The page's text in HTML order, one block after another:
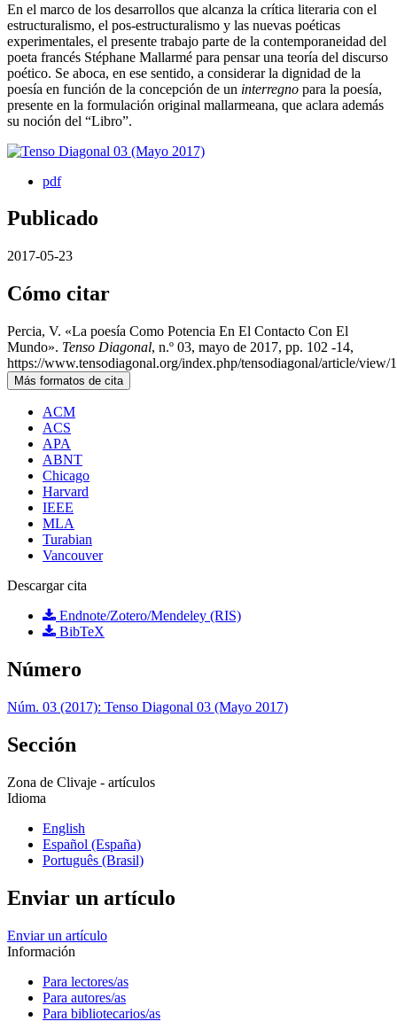
En el marco de los desarrollos que alcanza la crítica literaria con el
estructuralismo, el pos-estructuralismo y las nuevas poéticas
experimentales, el presente trabajo parte de la contemporaneidad del
poeta francés Stéphane Mallarmé para pensar una teoría del discurso
poético. Se aboca, en ese sentido, a considerar la dignidad de la
poesía en función de la concepción de un interregno para la poesía,
presente en la formulación original mallarmeana, que aclara además
su noción del “Libro”.
pdf
Publicado
2017-05-23
Cómo citar
Percia, V. «La poesía Como Potencia En El Contacto Con El
Mundo». Tenso Diagonal, n.º 03, mayo de 2017, pp. 102 -14,
https://www.tensodiagonal.org/index.php/tensodiagonal/article/view/
Más formatos de cita
ACM
ACS
APA
ABNT
Chicago
Harvard
IEEE
MLA
Turabian
Vancouver
Descargar cita
Endnote/Zotero/Mendeley (RIS)
BibTeX
Número
Núm. 03 (2017): Tenso Diagonal 03 (Mayo 2017)
Sección
Zona de Clivaje - artículos
Idioma
English
Español (España)
Português (Brasil)
Enviar un artículo
Enviar un artículo
Información
Para lectores/as
Para autores/as
Para bibliotecarios/as